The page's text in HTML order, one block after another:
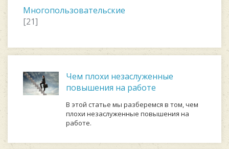
Многопользовательские
[21]
Чем плохи незаслуженные
повышения на работе
В этой статье мы разберемся в том, чем
плохи незаслуженные повышения на
работе.